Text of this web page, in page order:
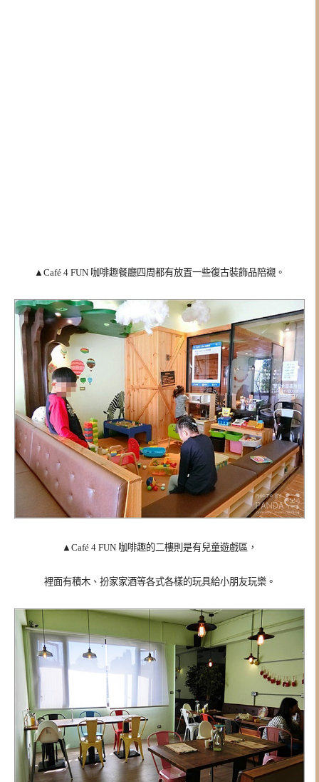
▲Café 4 FUN 咖啡趣餐廳四周都有放置一些復古裝飾品陪襯。
▲Café 4 FUN 咖啡趣的二樓則是有兒童遊戲區，
裡面有積木、扮家家酒等各式各樣的玩具給小朋友玩樂。